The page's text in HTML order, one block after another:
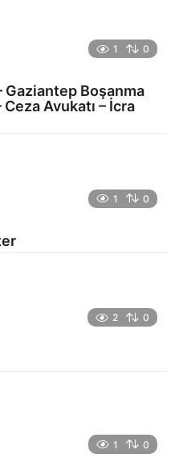
1 0
Gaziantep Boşanma
Avukatı – İcra
1 0
2 0
1 0